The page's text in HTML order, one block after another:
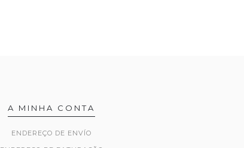
A MINHA CONTA
ENDEREÇO DE ENVÍO